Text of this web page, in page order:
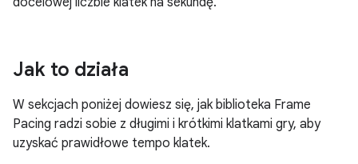
Jak to działa
W sekcjach poniżej dowiesz się, jak biblioteka Frame
Pacing radzi sobie z długimi i krótkimi klatkami gry, aby
uzyskać prawidłowe tempo klatek.